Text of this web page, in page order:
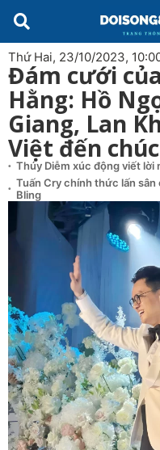
Thứ Hai, 23/10/2023,
Đám cưới
Hằng: Hồ
Giang, Lan
Việt đến
Thúy Diễm xúc động viết lời
Tuấn Cry chính thức lấn
Bling